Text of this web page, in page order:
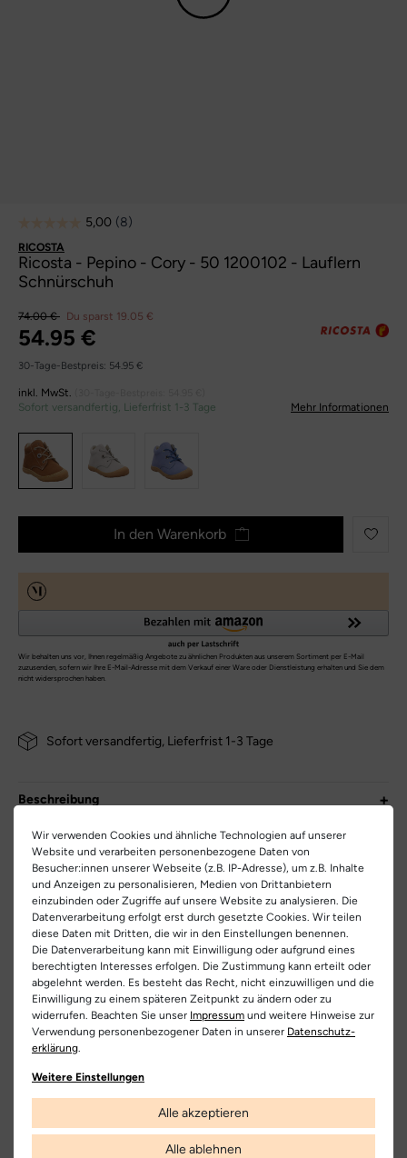
RICOSTA
Ricosta - Pepino - Cory - 50 1200102 - Lauflern
Schnürschuh
74.00 € Du sparst 19.05 €
54.95 €
30-Tage-Bestpreis: 54.95 €
inkl. MwSt.
Sofort versandfertig, Lieferfrist 1-3 Tage Mehr Informationen
In den Warenkorb
Sofort versandfertig, Lieferfrist 1-3 Tage
Beschreibung
Der Cory von Pepino by Ricosta ist der absolute Liebling unter
den Lauflernern.Aus weichem Leder und Naturkautschuk
gefertigt, bietet er deinem Kind ultimativen Komfort und
Flexibilität. Die präzise Schnürung sorgt für eine perfekte
Passform am kleinen Fuß. Das zeitlose Design mit
kontrastierenden Steppnähten und Schnürsenkeln setzt stilvolle
Akzente. Die Innenausstattung und die herausnehmbare
Decksohle sind ebenfalls aus weichem Leder, was die
Größenbestimmung erleichtert. Ein Highlight ist die superflexible
Laufsohle aus Naturkautschuk, die ein nahezu barfußähnliches
Laufgefühl ermöglicht. Ideal für die ersten selbstständigen
Schritte!
Informationen zum Artikel
Hersteller-Nr.: 50 1200102/260
Artikel-ID: 28964
Artikel-Nr.: 351300009
Schuhart: Schnürschuh/Klettschuh
Bezeichnung: Cory
Obermaterial:
Innenfutter: Leder
Decksohle: Leder
Herstellerinformationen
EU Verantwortlicher
RICOSTA Schuhfabriken GmbH
Dürrheimer Str. 43, 78166 Donaueschingen, Deutschland
+ 49 771 805-0
Hersteller
Ricosta
Teilen
Kostenlose
Die Lieferung innerhalb Deutschlands
versandkostenfrei und erfolgt mit
Nur
Wir verkaufen nur Origininalprodukte,
die direkt vom Hersteller bezogen
Wir verwenden Cookies und ähnliche Technologien auf unserer
Website und verarbeiten personenbezogene Daten von
Besucher:innen unserer Webseite (z.B. IP-Adresse), um z.B. Inhalte
und Anzeigen zu personalisieren, Medien von Drittanbietern
einzubinden oder Zugriffe auf unsere Website zu analysieren. Die
Datenverarbeitung erfolgt erst durch gesetzte Cookies. Wir teilen
diese Daten mit Dritten, die wir in den Einstellungen benennen.
Die Datenverarbeitung kann mit Einwilligung oder aufgrund eines
berechtigten Interesses erfolgen. Die Zustimmung kann erteilt oder
abgelehnt werden. Es besteht das Recht, nicht einzuwilligen und die
Einwilligung zu einem späteren Zeitpunkt zu ändern oder zu
widerrufen. Beachten Sie unser Impressum und weitere Hinweise zur
Verwendung personenbezogener Daten in unserer Daten­schutz­
erklärung
Weitere Einstellungen
Alle akzeptieren
Alle ablehnen